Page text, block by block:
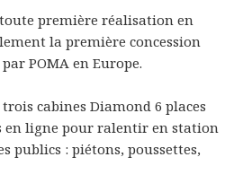
première réalisation en
la première concession
POMA en Europe.
cabines Diamond 6 places
en ligne pour ralentir en station
publics : piétons, poussettes,